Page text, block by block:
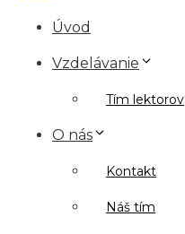
Úvod
Vzdelávanie
Tím lektorov
O nás
Kontakt
Náš tím